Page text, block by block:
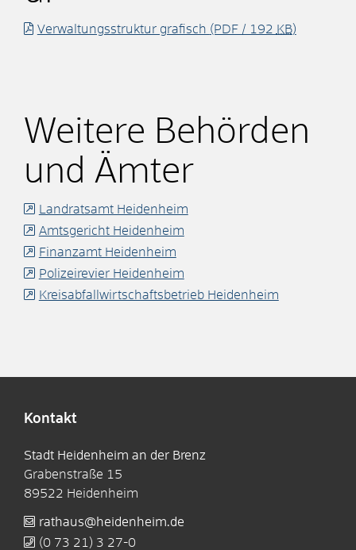
Verwaltungsstruktur grafisch (PDF / 192 KB)
Weitere Behörden
und Ämter
Landratsamt Heidenheim
Amtsgericht Heidenheim
Finanzamt Heidenheim
Polizeirevier Heidenheim
Kreisabfallwirtschaftsbetrieb Heidenheim
Kontakt
Stadt Heidenheim an der Brenz
Grabenstraße 15
89522 Heidenheim
rathaus@heidenheim.de
(0 73 21) 3 27-0